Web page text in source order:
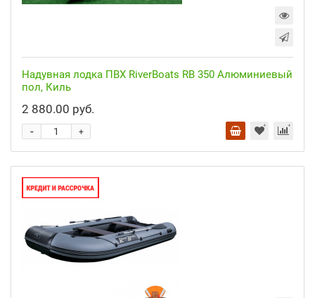
Надувная лодка ПВХ RiverBoats RB 350 Алюминиевый
пол, Киль
2 880.00 руб.
+
-